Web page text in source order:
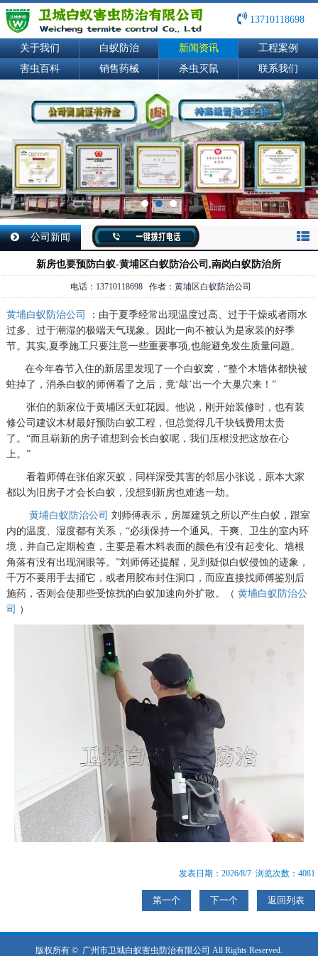
13710118698
关于我们 白蚁防治 新闻资讯
工程案例
害虫百科
销售药械 杀虫灭鼠 联系我们
公司新闻
新房也要预防白蚁-黄埔区白蚁防治公司,南岗白蚁防治所
电话：13710118698 作者：黄埔区白蚁防治公司
黄埔白蚁防治公司
：由于夏季经常出现温度过高、过于干燥或者雨水
过多、过于潮湿的极端天气现象。因此一向不被认为是家装的好季
节。其实,夏季施工只要注意一些重要事项,也能避免发生质量问题。
在今年春节入住的新居里发现了一个白蚁窝，“整个木墙体都快被
蛀掉了，消杀白蚁的师傅看了之后，竟‘敲’出一个大巢穴来！”
张伯的新家位于黄埔区天虹花园。他说，刚开始装修时，也有装
修公司建议木材最好预防白蚁工程，但总觉得几千块钱费用太贵
了。“而且崭新的房子谁想到会长白蚁呢，我们压根没把这放在心
上。”
看着师傅在张伯家灭蚁，同样深受其害的邻居小张说，原本大家
都以为旧房子才会长白蚁，没想到新房也难逃一劫。
黄埔白蚁防治公司 刘师傅表示，房屋建筑之所以产生白蚁，跟室
内的温度、湿度都有关系，“必须保持一个通风、干爽、卫生的室内环
境，并自己定期检查，主要是看木料表面的颜色有没有起变化、墙根
角落有没有出现洞眼等。”刘师傅还提醒，见到疑似白蚁侵蚀的迹象，
千万不要用手去捅它，或者用胶布封住洞口，而应直接找师傅鉴别后
施药，否则会使那些受惊扰的白蚁加速向外扩散。（ 黄埔白蚁防治公
司
）
发表日期：2026/8/7 浏览次数：4081
第一个 下一个 返回列表
版权所有 © 广州市卫城白蚁害虫防治有限公司 All Rights Reserved.